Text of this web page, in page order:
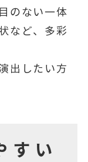
のない一体
など、多彩
出したい方
すい